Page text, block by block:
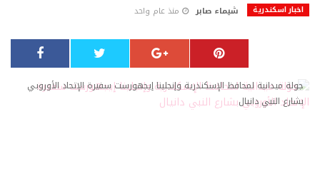
اخبار اسكندرية شيماء صابر منذ عام واحد
جولة ميدانية لمحافظ الإسكندرية وإنجلينا إيجهورست سفيرة الإتحاد الأوروبي
بشارع النبي دانيال